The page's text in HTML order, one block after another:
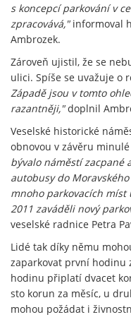
s koncepcí parkování v
zpracovává,"informoval
Ambrozek.
Zároveň ujistil, že se
ulici. Spíše se uvažuje o
Západě jsou v tomto
razantněji,"doplnil
Veselské historické
obnovou v závěru
bývalo náměstí zacpané
autobusy do
mnoho parkovacích míst
2011 zaváděli nový
veselské radnice Petra
Lidé tak díky němu
zaparkovat první hodinu
hodinu připlatí dvacet
sto korun za měsíc, u
mohou požádat i